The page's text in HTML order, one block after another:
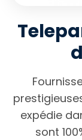
expédie
sont